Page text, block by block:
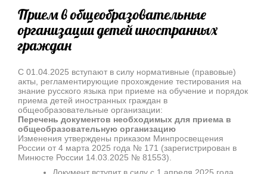
Прием в общеобразовательные
организации детей иностранных
граждан
С 01.04.2025 вступают в силу нормативные (правовые)
акты, регламентирующие прохождение тестирования на
знание русского языка при приеме на обучение и порядок
приема детей иностранных граждан в
общеобразовательные организации:
Перечень документов необходимых для приема в
общеобразовательную организацию
Изменения утверждены приказом Минпросвещения
России от 4 марта 2025 года № 171 (зарегистрирован в
Минюсте России 14.03.2025 № 81553).